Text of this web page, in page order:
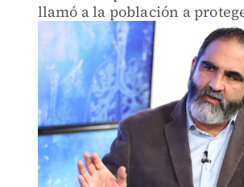
llamó a la población a
vacunarse.